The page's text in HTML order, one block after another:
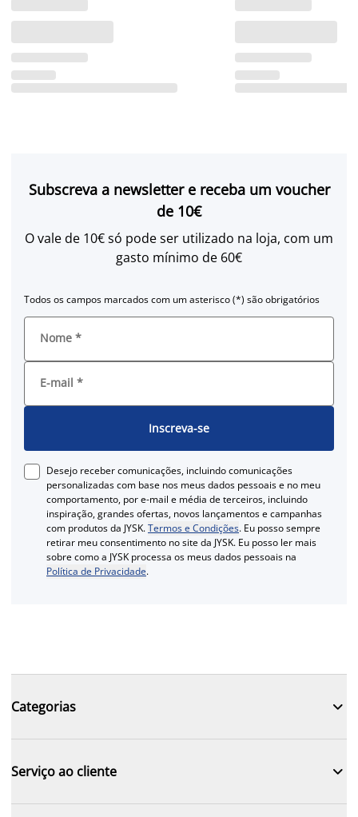
Subscreva a newsletter e receba um voucher
de 10€
O vale de 10€ só pode ser utilizado na loja, com um
gasto mínimo de 60€
Todos os campos marcados com um asterisco (*) são obrigatórios
Nome *
E-mail *
Inscreva-se
Desejo receber comunicações, incluindo comunicações
personalizadas com base nos meus dados pessoais e no meu
comportamento, por e-mail e média de terceiros, incluindo
inspiração, grandes ofertas, novos lançamentos e campanhas
com produtos da JYSK.Termos e Condições. Eu posso sempre
retirar meu consentimento no site da JYSK. Eu posso ler mais
sobre como a JYSK processa os meus dados pessoais na
Política de Privacidade.
Categorias 
Serviço ao cliente 